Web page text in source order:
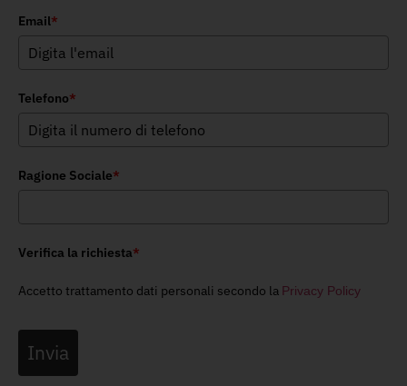
Email*
Telefono*
Ragione Sociale*
Verifica la richiesta*
Accetto trattamento dati personali secondo la Privacy Policy
Invia